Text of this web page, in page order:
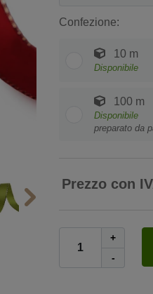
Confezione:
10 m
Disponibile
100 m
Disponibile
preparato da
Prezzo con
+
-